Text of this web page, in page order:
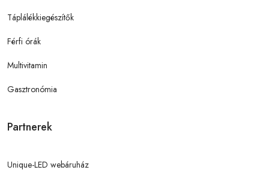
Táplálékkiegészítők
Férfi órák
Multivitamin
Gasztronómia
Partnerek
Unique-LED webáruház